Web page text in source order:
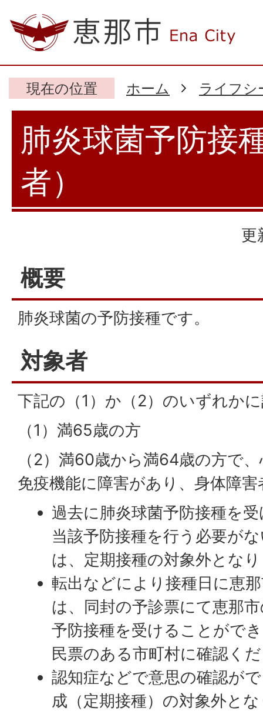
現在の位置 ホーム ライフシ
肺炎球菌予防接
者）
更
概要
肺炎球菌の予防接種です。
対象者
下記の（1）か（2）のいずれか
（1）満65歳の方
（2）満60歳から満64歳の方で
免疫機能に障害があり、身体障
過去に肺炎球菌予防接種を
当該予防接種を行う必要が
は、定期接種の対象外とな
転出などにより接種日に恵
は、同封の予診票にて恵那
予防接種を受けることがで
民票のある市町村に確認く
認知症などで意思の確認が
成（定期接種）の対象外と